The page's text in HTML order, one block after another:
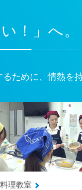
！」へ。
るために、情熱を
料理教室